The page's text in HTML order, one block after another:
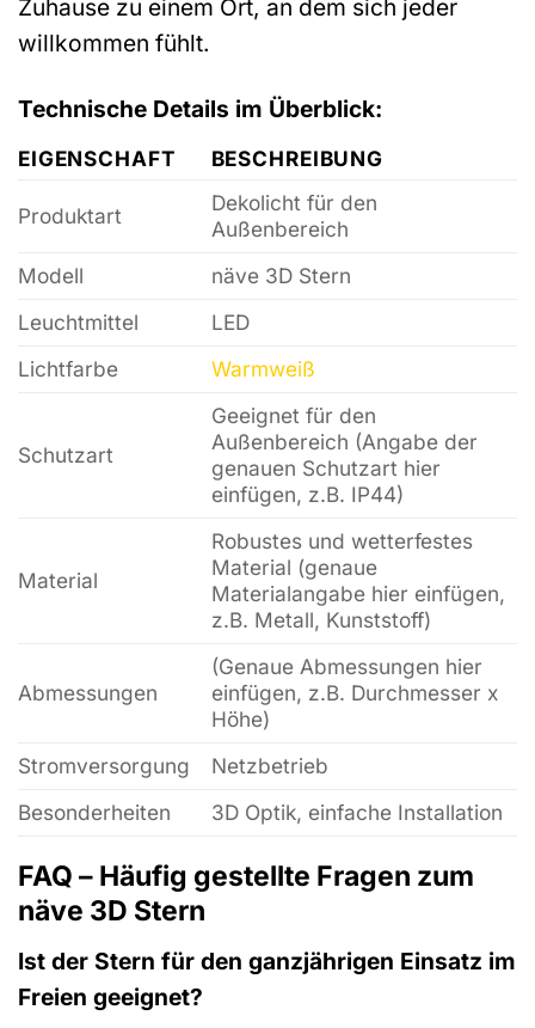
Zuhause zu einem Ort, an dem sich jeder
willkommen fühlt.
Technische Details im Überblick:
EIGENSCHAFT BESCHREIBUNG
Produktart
Dekolicht für den
Außenbereich
Modell
näve 3D Stern
Leuchtmittel
LED
Lichtfarbe
Warmweiß
Schutzart
Geeignet für den
Außenbereich (Angabe der
genauen Schutzart hier
einfügen, z.B. IP44)
Material
Robustes und wetterfestes
Material (genaue
Materialangabe hier einfügen,
z.B. Metall, Kunststoff)
Abmessungen
(Genaue Abmessungen hier
einfügen, z.B. Durchmesser x
Höhe)
Stromversorgung
Netzbetrieb
Besonderheiten
3D Optik, einfache Installation
FAQ – Häufig gestellte Fragen zum
näve 3D Stern
Ist der Stern für den ganzjährigen Einsatz im
Freien geeignet?